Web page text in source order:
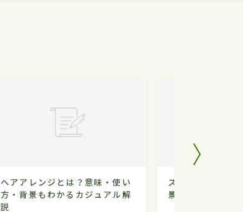
ヘアアレンジとは？意味・使い
方・背景もわかるカジュアル解
説
ズボラとは？意
景もわかるカジ